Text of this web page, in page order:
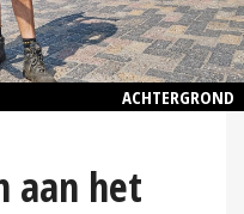
ACHTERGROND
aan het